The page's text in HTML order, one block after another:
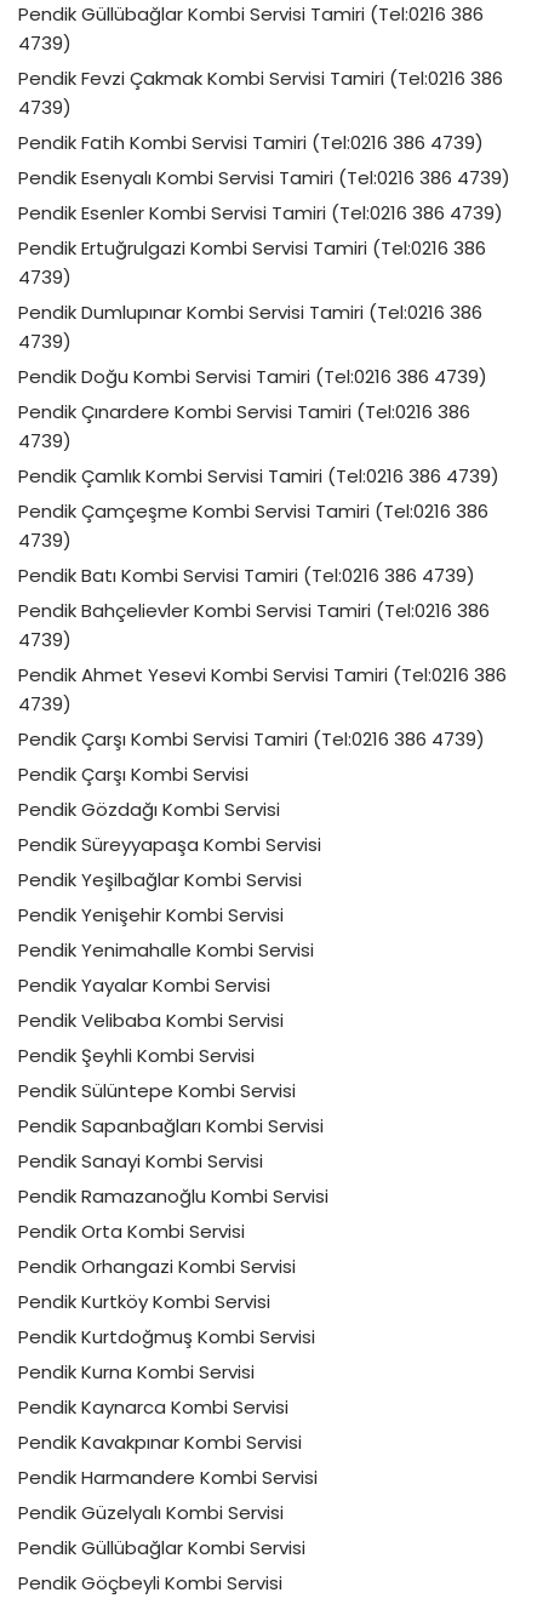
Pendik Güllübağlar Kombi Servisi Tamiri (Tel:0216 386
4739)
Pendik Fevzi Çakmak Kombi Servisi Tamiri (Tel:0216 386
4739)
Pendik Fatih Kombi Servisi Tamiri (Tel:0216 386 4739)
Pendik Esenyalı Kombi Servisi Tamiri (Tel:0216 386 4739)
Pendik Esenler Kombi Servisi Tamiri (Tel:0216 386 4739)
Pendik Ertuğrulgazi Kombi Servisi Tamiri (Tel:0216 386
4739)
Pendik Dumlupınar Kombi Servisi Tamiri (Tel:0216 386
4739)
Pendik Doğu Kombi Servisi Tamiri (Tel:0216 386 4739)
Pendik Çınardere Kombi Servisi Tamiri (Tel:0216 386
4739)
Pendik Çamlık Kombi Servisi Tamiri (Tel:0216 386 4739)
Pendik Çamçeşme Kombi Servisi Tamiri (Tel:0216 386
4739)
Pendik Batı Kombi Servisi Tamiri (Tel:0216 386 4739)
Pendik Bahçelievler Kombi Servisi Tamiri (Tel:0216 386
4739)
Pendik Ahmet Yesevi Kombi Servisi Tamiri (Tel:0216 386
4739)
Pendik Çarşı Kombi Servisi Tamiri (Tel:0216 386 4739)
Pendik Çarşı Kombi Servisi
Pendik Gözdağı Kombi Servisi
Pendik Süreyyapaşa Kombi Servisi
Pendik Yeşilbağlar Kombi Servisi
Pendik Yenişehir Kombi Servisi
Pendik Yenimahalle Kombi Servisi
Pendik Yayalar Kombi Servisi
Pendik Velibaba Kombi Servisi
Pendik Şeyhli Kombi Servisi
Pendik Sülüntepe Kombi Servisi
Pendik Sapanbağları Kombi Servisi
Pendik Sanayi Kombi Servisi
Pendik Ramazanoğlu Kombi Servisi
Pendik Orta Kombi Servisi
Pendik Orhangazi Kombi Servisi
Pendik Kurtköy Kombi Servisi
Pendik Kurtdoğmuş Kombi Servisi
Pendik Kurna Kombi Servisi
Pendik Kaynarca Kombi Servisi
Pendik Kavakpınar Kombi Servisi
Pendik Harmandere Kombi Servisi
Pendik Güzelyalı Kombi Servisi
Pendik Güllübağlar Kombi Servisi
Pendik Göçbeyli Kombi Servisi